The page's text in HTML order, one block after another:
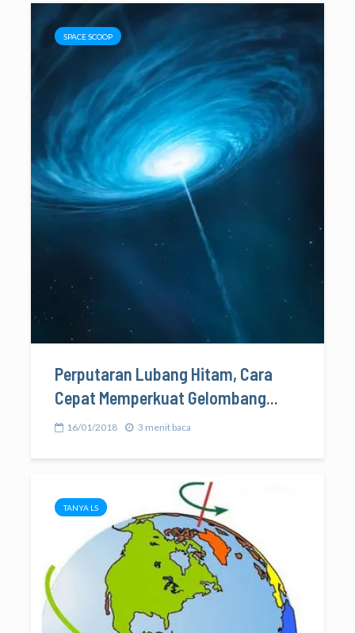
SPACE SCOOP
Perputaran Lubang Hitam, Cara
Cepat Memperkuat Gelombang...
16/01/2018 3 menit baca
TANYA LS